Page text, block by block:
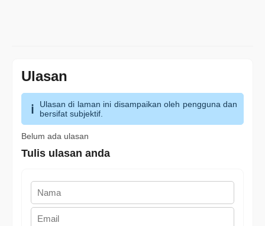
Ulasan
Ulasan di laman ini disampaikan oleh pengguna dan
bersifat subjektif.
Belum ada ulasan
Tulis ulasan anda